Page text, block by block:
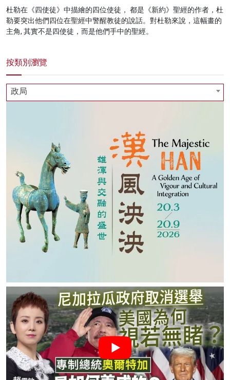
杜勒在《四使徒》中描繪的四位使徒， 都是《新約》聖經的作者，杜
勒要突出他們四位在聖經中警醒教徒的說話。對杜勒來說，這幅畫的
主角, 其實不是四使徒，而是他們手中的聖經。
按類別瀏覽
政局